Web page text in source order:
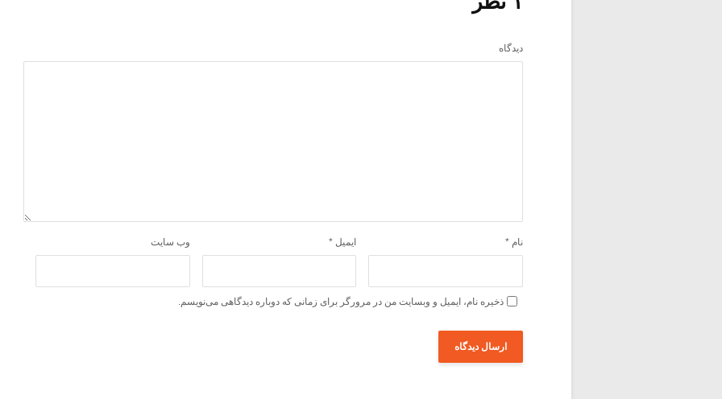
دیدگاه
نام * ایمیل * وب‌ سایت
ذخیره نام، ایمیل و وبسایت من در مرورگر برای زمانی که دوباره دیدگاهی می‌نویسم.